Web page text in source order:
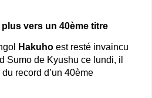
vers un 40ème titre
Hakuho est resté invaincu
Sumo de Kyushu ce lundi, il
record d’un 40ème